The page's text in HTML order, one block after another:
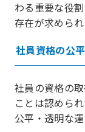
わる重要な役
存在が求められ
社員資格の公
社員の資格の
ことは認めら
公平・透明な